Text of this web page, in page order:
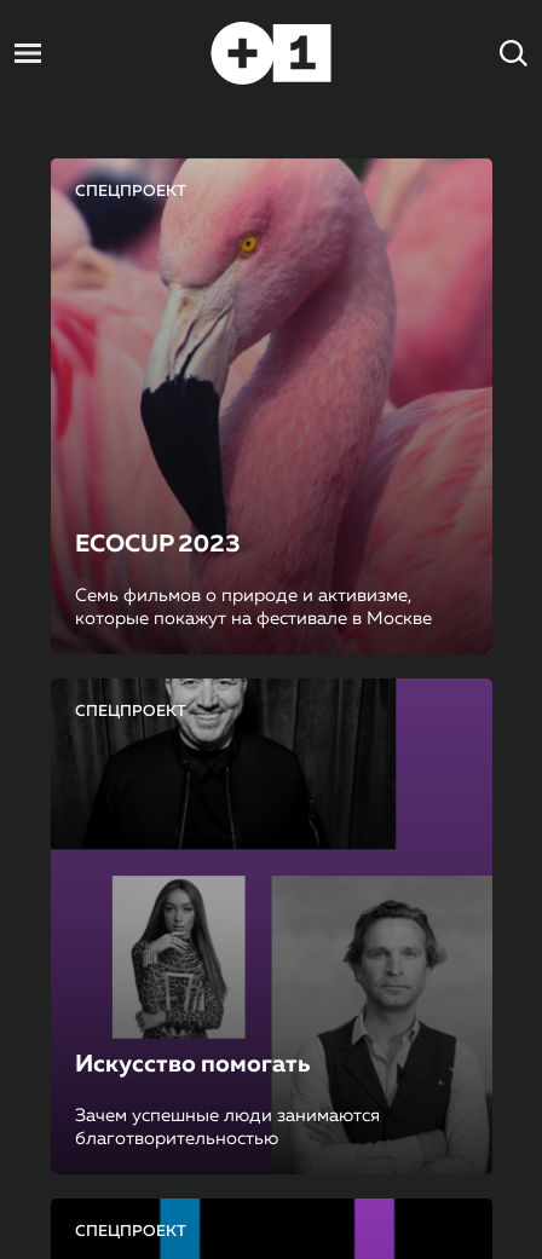
СПЕЦПРОЕКТ
ECOCUP 2023
Семь фильмов о природе и активизме,
которые покажут на фестивале в Москве
СПЕЦПРОЕКТ
Искусство помогать
Зачем успешные люди занимаются
благотворительностью
СПЕЦПРОЕКТ